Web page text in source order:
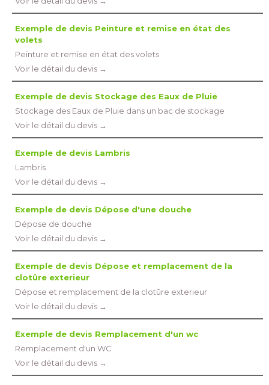
Exemple de devis Peinture et remise en état des
volets
Peinture et remise en état des volets
Voir le détail du devis →
Exemple de devis Stockage des Eaux de Pluie
Stockage des Eaux de Pluie dans un bac de stockage
Voir le détail du devis →
Exemple de devis Lambris
Lambris
Voir le détail du devis →
Exemple de devis Dépose d'une douche
Dépose de douche
Voir le détail du devis →
Exemple de devis Dépose et remplacement de la
clotûre exterieur
Dépose et remplacement de la clotûre exterieur
Voir le détail du devis →
Exemple de devis Remplacement d'un wc
Remplacement d'un WC
Voir le détail du devis →